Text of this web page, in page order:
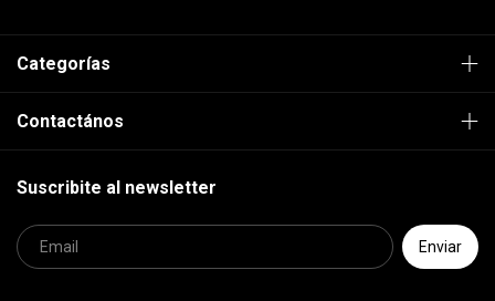
Categorías
Contactános
Suscribite al newsletter